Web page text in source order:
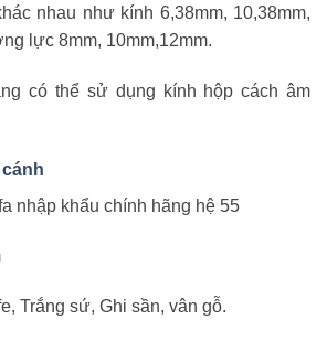
nhau như kính 6,38mm, 10,38mm,
lực 8mm, 10mm,12mm.
có thể sử dụng kính hộp cách âm
nhập khẩu chính hãng hệ 55
Trắng sứ, Ghi sần, vân gỗ.